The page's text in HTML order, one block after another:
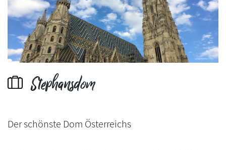
Stephansdom
Der schönste Dom Österreichs